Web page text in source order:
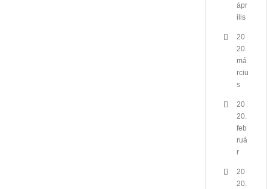
ápr
ilis
20
20.
má
rciu
s
20
20.
feb
ruá
r
20
20.